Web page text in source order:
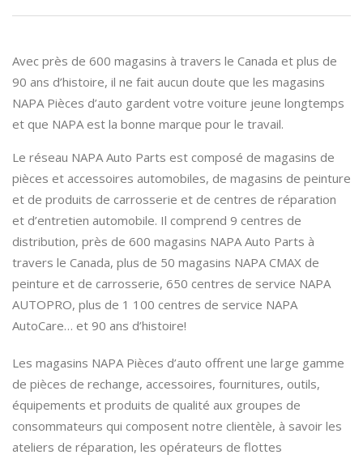
Avec près de 600 magasins à travers le Canada et plus de
90 ans d’histoire, il ne fait aucun doute que les magasins
NAPA Pièces d’auto gardent votre voiture jeune longtemps
et que NAPA est la bonne marque pour le travail.
Le réseau NAPA Auto Parts est composé de magasins de
pièces et accessoires automobiles, de magasins de peinture
et de produits de carrosserie et de centres de réparation
et d’entretien automobile. Il comprend 9 centres de
distribution, près de 600 magasins NAPA Auto Parts à
travers le Canada, plus de 50 magasins NAPA CMAX de
peinture et de carrosserie, 650 centres de service NAPA
AUTOPRO, plus de 1 100 centres de service NAPA
AutoCare… et 90 ans d’histoire!
Les magasins NAPA Pièces d’auto offrent une large gamme
de pièces de rechange, accessoires, fournitures, outils,
équipements et produits de qualité aux groupes de
consommateurs qui composent notre clientèle, à savoir les
ateliers de réparation, les opérateurs de flottes